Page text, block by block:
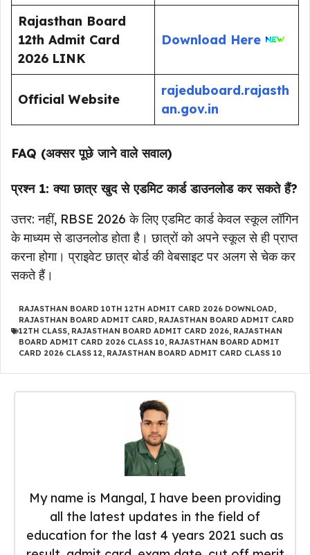
Rajasthan Board
12th Admit Card
2026 LINK
Download Here
Official Website
rajeduboard.rajasth
an.gov.in
FAQ (अक्सर पूछे जाने वाले सवाल)
प्रश्न 1: क्या छात्र खुद से एडमिट कार्ड डाउनलोड कर सकते हैं?
उत्तर: नहीं, RBSE 2026 के लिए एडमिट कार्ड केवल स्कूल लॉगिन
के माध्यम से डाउनलोड होता है। छात्रों को अपने स्कूल से ही प्राप्त
करना होगा। प्राइवेट छात्र बोर्ड की वेबसाइट पर अलग से चेक कर
सकते हैं।
RAJASTHAN BOARD 10TH 12TH ADMIT CARD 2026 DOWNLOAD,
RAJASTHAN BOARD ADMIT CARD, RAJASTHAN BOARD ADMIT CARD
12TH CLASS, RAJASTHAN BOARD ADMIT CARD 2026, RAJASTHAN
BOARD ADMIT CARD 2026 CLASS 10, RAJASTHAN BOARD ADMIT
CARD 2026 CLASS 12, RAJASTHAN BOARD ADMIT CARD CLASS 10
My name is Mangal, I have been providing
all the latest updates in the field of
education for the last 4 years 2021 such as